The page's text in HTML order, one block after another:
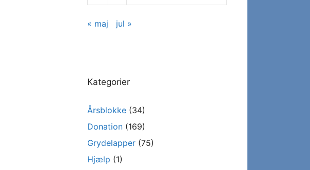
« maj jul »
Kategorier
Årsblokke (34)
Donation (169)
Grydelapper (75)
Hjælp (1)